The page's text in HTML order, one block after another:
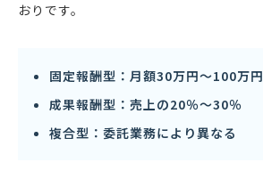
おりです。
固定報酬型：月額30万円〜100万円
成果報酬型：売上の20％〜30％
複合型：委託業務により異なる